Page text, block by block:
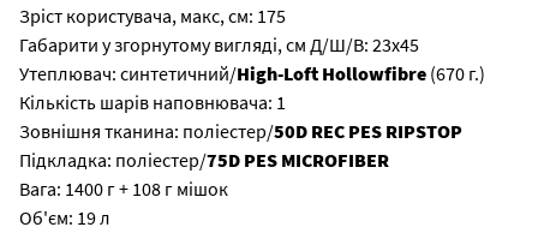
Зріст користувача, макс, см: 175
Габарити у згорнутому вигляді, см Д/Ш/В: 23х45
Утеплювач: синтетичний/High-Loft Hollowfibre (670 г.)
Кількість шарів наповнювача: 1
Зовнішня тканина: поліестер/50D REC PES RIPSTOP
Підкладка: поліестер/75D PES MICROFIBER
Вага: 1400 г + 108 г мішок
Об'єм: 19 л